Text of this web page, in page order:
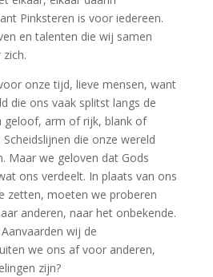
Pinksteren is voor iedereen.
en talenten die wij samen
onze tijd, lieve mensen, want
die ons vaak splitst langs de
geloof, arm of rijk, blank of
die onze wereld
Maar we geloven dat Gods
ons verdeelt. In plaats van ons
zetten, moeten we proberen
anderen, naar het onbekende.
wij de
we ons af voor anderen,
zijn?